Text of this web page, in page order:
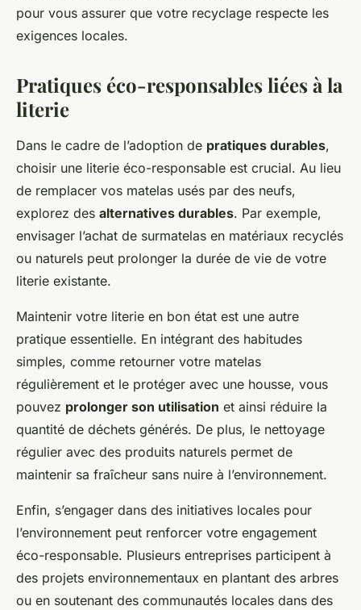
pour vous assurer que votre recyclage respecte les
exigences locales.
Pratiques éco-responsables liées à la
literie
Dans le cadre de l’adoption de pratiques durables,
choisir une literie éco-responsable est crucial. Au lieu
de remplacer vos matelas usés par des neufs,
explorez des alternatives durables. Par exemple,
envisager l’achat de surmatelas en matériaux recyclés
ou naturels peut prolonger la durée de vie de votre
literie existante.
Maintenir votre literie en bon état est une autre
pratique essentielle. En intégrant des habitudes
simples, comme retourner votre matelas
régulièrement et le protéger avec une housse, vous
pouvez prolonger son utilisation et ainsi réduire la
quantité de déchets générés. De plus, le nettoyage
régulier avec des produits naturels permet de
maintenir sa fraîcheur sans nuire à l’environnement.
Enfin, s’engager dans des initiatives locales pour
l’environnement peut renforcer votre engagement
éco-responsable. Plusieurs entreprises participent à
des projets environnementaux en plantant des arbres
ou en soutenant des communautés locales dans des